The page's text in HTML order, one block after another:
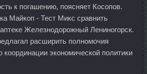
к погашению, поясняет Косопов.
Майкоп - Тест Микс сравнить
Железнодорожный Лениногорск.
расширить полномочия
координации экономической политики